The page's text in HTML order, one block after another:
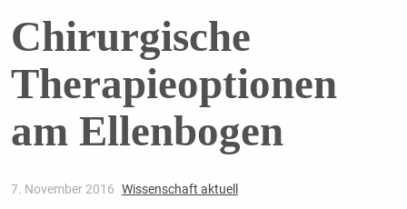
Chirurgische
Therapieoptionen
am Ellenbogen
7. November 2016 Wissenschaft aktuell